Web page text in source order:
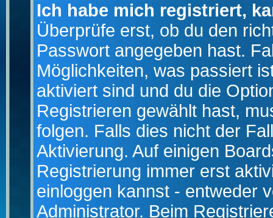
Ich habe mich registriert,
Überprüfe erst, ob du den
Passwort angegeben hast.
Möglichkeiten, was passiert
aktiviert sind und du die
Registrieren gewählt hast,
folgen. Falls dies nicht der
Aktivierung. Auf einigen
Registrierung immer erst
einloggen kannst - entweder
Administrator. Beim